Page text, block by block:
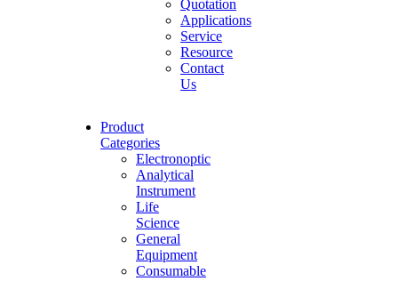
Quotation
Applications
Service
Resource
Contact
Us
Product
Categories
Electronoptic
Analytical
Instrument
Life
Science
General
Equipment
Consumable